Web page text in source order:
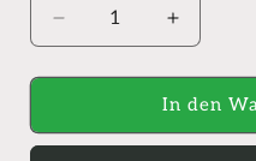
Verringere
die
Menge
BR
Erhöhe
die
Menge
für
BR
In den